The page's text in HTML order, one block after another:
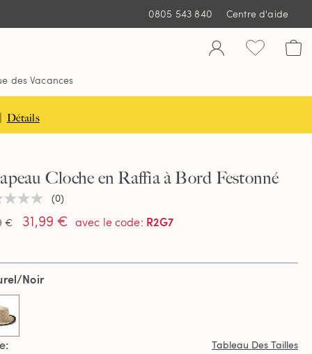
0805 543 840 Centre d'aide
des Vacances
Détails
Cloche en Raffia à Bord Festonné
(0)
€
31,99 € avec le code: R2G7
Noir
Tableau Des Tailles